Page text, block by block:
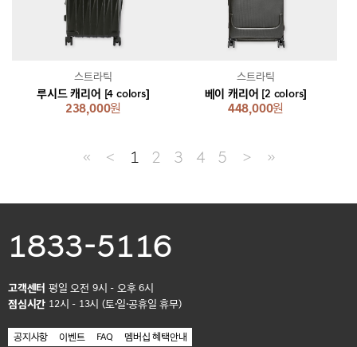
루시드 캐리어 [4 colors]
238,000원
스트라틱
베이 캐리어 [2 colors]
448,000원
스트라틱
≪ ＜ 1 2 3 4 5 ＞ ≫
1833-5116
고객센터 평일 오전 9시 - 오후 6시
점심시간 12시 - 13시 (토·일·공휴일 휴무)
공지사항 이벤트 FAQ 멤버십 혜택안내